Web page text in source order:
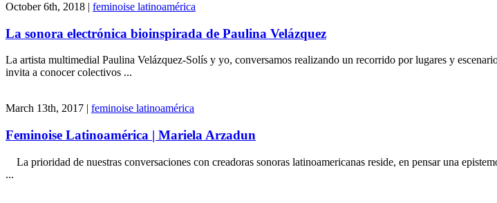
October 6th, 2018 | feminoise latinoamérica
La sonora electrónica bioinspirada de Paulina Velázquez
La artista multimedial Paulina Velázquez-Solís y yo, conversamos realizando un recorrido por lugares y
invita a conocer colectivos ...
March 13th, 2017 | feminoise latinoamérica
Feminoise Latinoamérica | Mariela Arzadun
La prioridad de nuestras conversaciones con creadoras sonoras latinoamericanas reside, en pensar una
...